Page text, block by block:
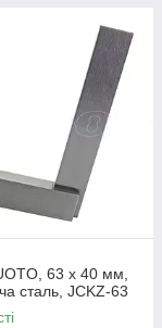
63 x 40 мм,
сталь, JCKZ-63